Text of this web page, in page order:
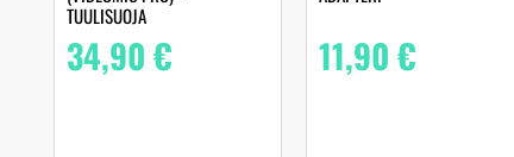
TUULISUOJA
34,90€ 11,90€